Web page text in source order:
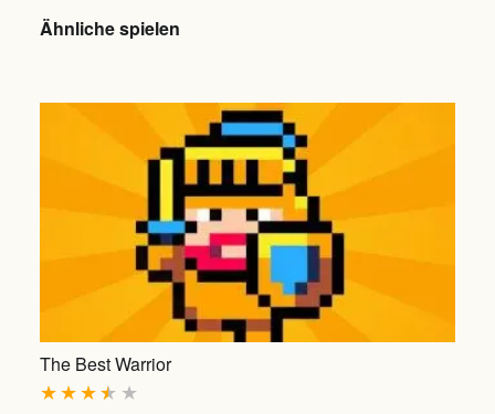
Ähnliche spielen
The Best Warrior
★
★
★
★
★